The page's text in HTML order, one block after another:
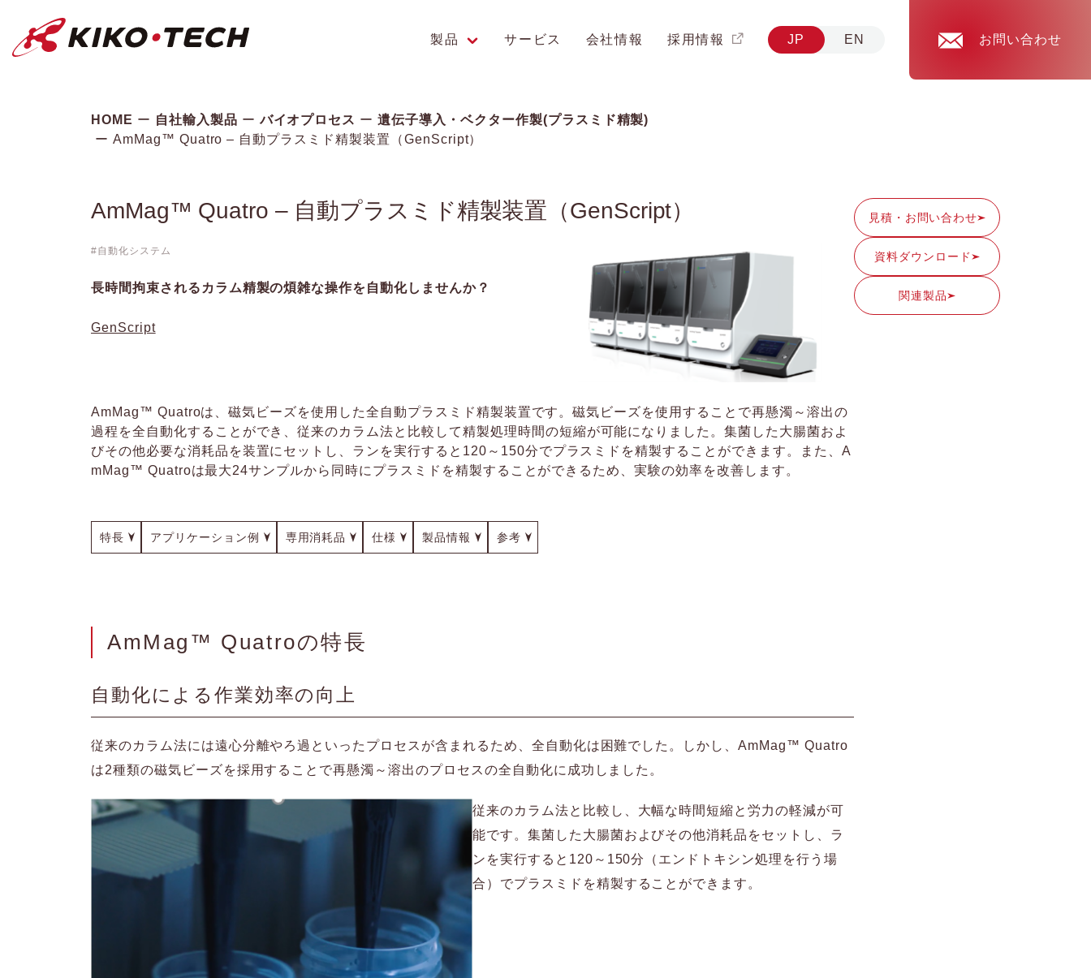
キコーテック株式会社 | ライフサイエンス研究への貢献
製品 サービス 会社情報 採用情報 JP EN お問い合わせ
HOME 自社輸入製品 バイオプロセス
遺伝子導入・ベクター作製(プラスミド精製)
AmMag™ Quatro – 自動プラスミド精製装置（GenScript）
AmMag™ Quatro – 自動プラスミド精製装置（GenScript）
自動化システム
長時間拘束されるカラム精製の煩雑な操作を自動化しませんか？
GenScript
AmMag™ Quatroは、磁気ビーズを使用した全自動プラスミド精製装置です。磁気ビーズを使用することで再懸濁～溶出の
過程を全自動化することができ、従来のカラム法と比較して精製処理時間の短縮が可能になりました。集菌した大腸菌およ
びその他必要な消耗品を装置にセットし、ランを実行すると120～150分でプラスミドを精製することができます。また、A
mMag™ Quatroは最大24サンプルから同時にプラスミドを精製することができるため、実験の効率を改善します。
特長 アプリケーション例 専用消耗品 仕様 製品情報 参考
AmMag™ Quatroの特長
自動化による作業効率の向上
従来のカラム法には遠心分離やろ過といったプロセスが含まれるため、全自動化は困難でした。しかし、AmMag™ Quatro
は2種類の磁気ビーズを採用することで再懸濁～溶出のプロセスの全自動化に成功しました。
従来のカラム法と比較し、大幅な時間短縮と労力の軽減が可
能です。集菌した大腸菌およびその他消耗品をセットし、ラ
ンを実行すると120～150分（エンドトキシン処理を行う場
合）でプラスミドを精製することができます。
見積・ お問い合わせ
資料ダウンロード
関連製品